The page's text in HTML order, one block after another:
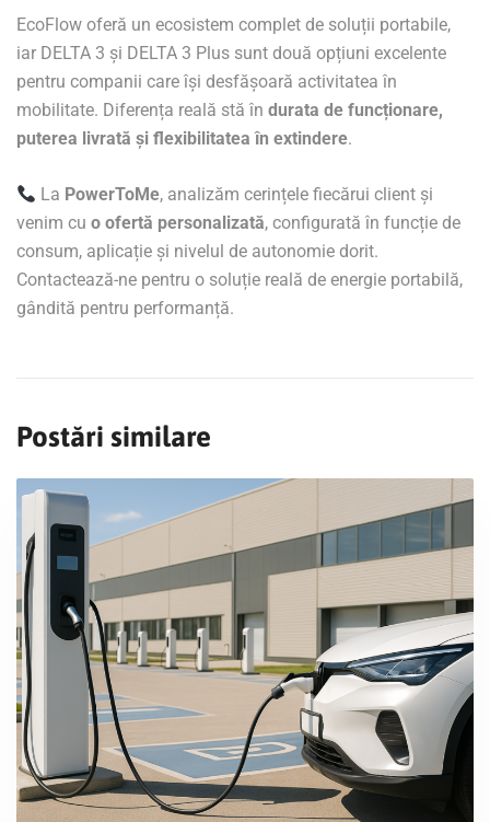
EcoFlow oferă un ecosistem complet de soluții portabile,
iar DELTA 3 și DELTA 3 Plus sunt două opțiuni excelente
pentru companii care își desfășoară activitatea în
mobilitate. Diferența reală stă în durata de funcționare,
puterea livrată și flexibilitatea în extindere.
La PowerToMe, analizăm cerințele fiecărui client și
venim cu o ofertă personalizată, configurată în funcție de
consum, aplicație și nivelul de autonomie dorit.
Contactează-ne pentru o soluție reală de energie portabilă,
gândită pentru performanță.
Postări similare